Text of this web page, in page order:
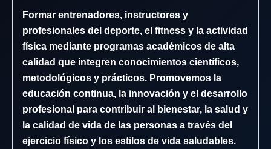
Formar entrenadores, instructores y
profesionales del deporte, el fitness y la actividad
física mediante programas académicos de alta
calidad que integren conocimientos científicos,
metodológicos y prácticos. Promovemos la
educación continua, la innovación y el desarrollo
profesional para contribuir al bienestar, la salud y
la calidad de vida de las personas a través del
ejercicio físico y los estilos de vida saludables.